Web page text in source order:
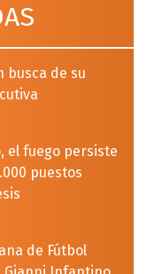
busca de su
el fuego persiste
puestos
de Fútbol